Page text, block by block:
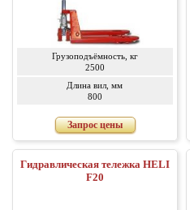
Грузоподъёмность, кг
2500
Длина вил, мм
800
Запрос цены
Гидравлическая тележка HELI
F20